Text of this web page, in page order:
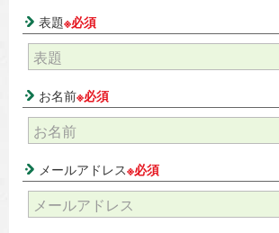
表題※必須
お名前※必須
メールアドレス※必須